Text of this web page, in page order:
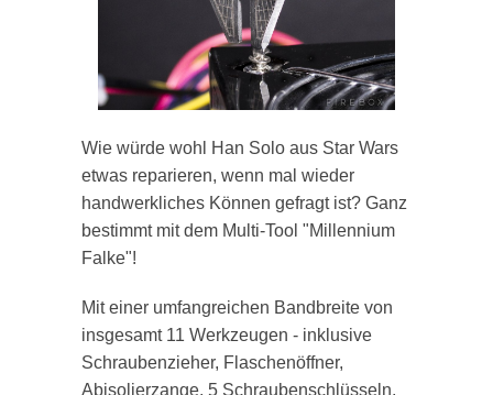
Wie würde wohl Han Solo aus Star Wars
etwas reparieren, wenn mal wieder
handwerkliches Können gefragt ist? Ganz
bestimmt mit dem Multi-Tool "Millennium
Falke"!
Mit einer umfangreichen Bandbreite von
insgesamt 11 Werkzeugen - inklusive
Schraubenzieher, Flaschenöffner,
Abisolierzange, 5 Schraubenschlüsseln,